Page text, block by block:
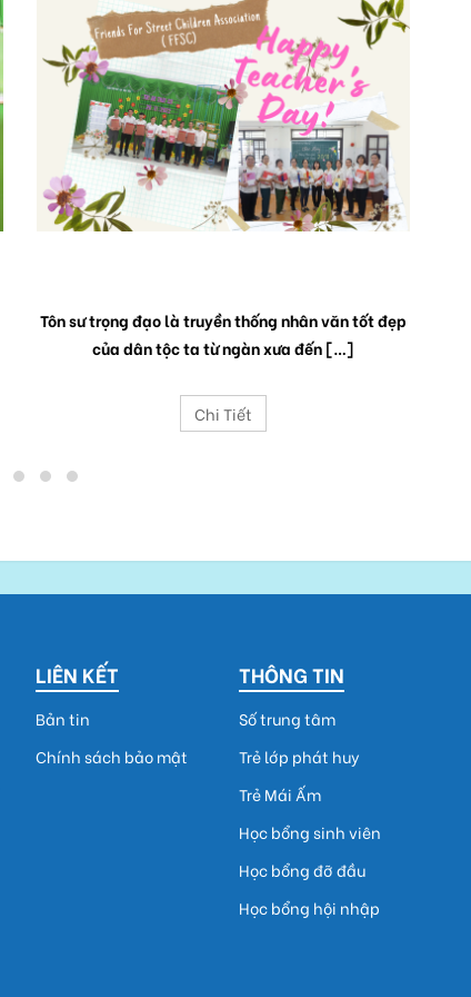
Tôn sư trọng đạo là truyền thống nhân văn tốt đẹp
của dân tộc ta từ ngàn xưa đến […]
Chi Tiết
LIÊN KẾT
Bản tin
Chính sách bảo mật
THÔNG TIN
Số trung tâm
Trẻ lớp phát huy
Trẻ Mái Ấm
Học bổng sinh viên
Học bổng đỡ đầu
Học bổng hội nhập